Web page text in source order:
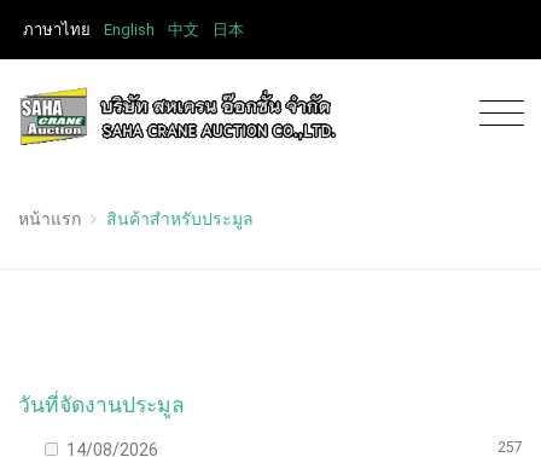
ภาษาไทย English 中文 日本
หน้าแรก สินค้าสำหรับประมูล
วันที่จัดงานประมูล
14/08/2026 257